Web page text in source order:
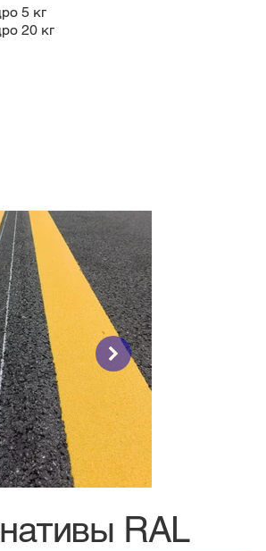
5 кг
20 кг
RAL